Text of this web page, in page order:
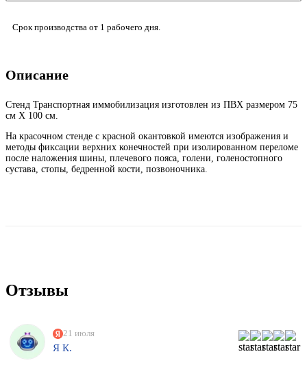
Срок производства от 1 рабочего дня.
Описание
Стенд Транспортная иммобилизация изготовлен из ПВХ размером 75
см Х 100 см.
На красочном стенде с красной окантовкой имеются изображения и
методы фиксации верхних конечностей при изолированном переломе
после наложения шины, плечевого пояса, голени, голеностопного
сустава, стопы, бедренной кости, позвоночника.
Отзывы
21 июля
Я К.